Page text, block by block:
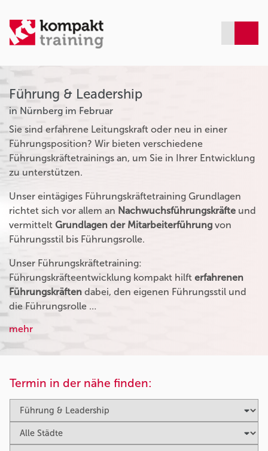
Führung & Leadership
in Nürnberg im Februar
Sie sind erfahrene Leitungskraft oder neu in einer
Führungsposition? Wir bieten verschiedene
Führungskräftetrainings an, um Sie in Ihrer Entwicklung
zu unterstützen.
Unser eintägiges Führungskräftetraining Grundlagen
richtet sich vor allem an Nachwuchsführungskräfte und
vermittelt Grundlagen der Mitarbeiterführung von
Führungsstil bis Führungsrolle.
Unser Führungskräftetraining:
Führungskräfteentwicklung kompakt hilft erfahrenen
Führungskräften dabei, den eigenen Führungsstil und
die Führungsrolle …
mehr
Termin in der nähe finden: